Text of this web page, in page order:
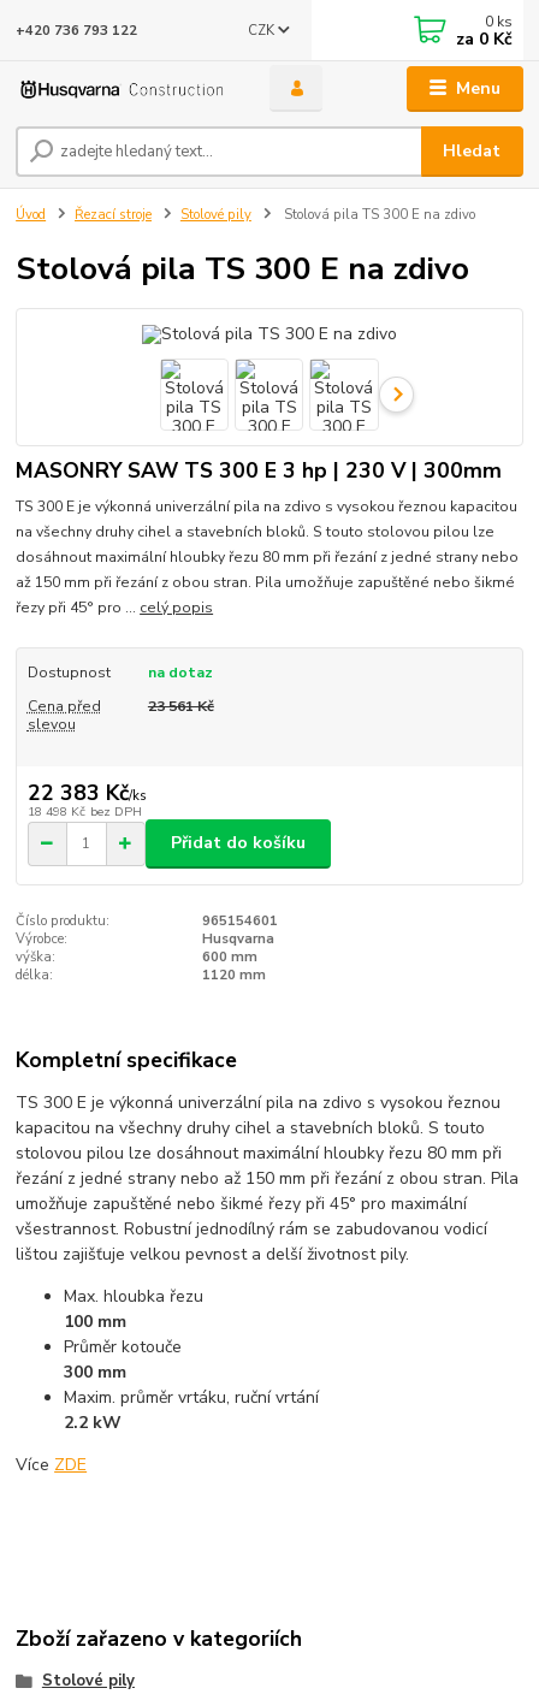
Menu
CZK
Hledat
+420 736 793 122 0 ks
za 0 Kč
Úvod Řezací stroje Stolové pily Stolová pila TS 300 E na zdivo
Stolová pila TS 300 E na zdivo
MASONRY SAW TS 300 E 3 hp | 230 V | 300mm
TS 300 E je výkonná univerzální pila na zdivo s vysokou řeznou kapacitou
na všechny druhy cihel a stavebních bloků. S touto stolovou pilou lze
dosáhnout maximální hloubky řezu 80 mm při řezání z jedné strany nebo
až 150 mm při řezání z obou stran. Pila umožňuje zapuštěné nebo šikmé
řezy při 45° pro ... celý popis
Dostupnost
na dotaz
Cena před
slevou
23 561 Kč
22 383 Kč/ks
18 498 Kč bez DPH
Přidat do košíku
Číslo produktu:
965154601
Výrobce:
Husqvarna
výška:
600 mm
délka:
1120 mm
Kompletní specifikace
TS 300 E je výkonná univerzální pila na zdivo s vysokou řeznou
kapacitou na všechny druhy cihel a stavebních bloků. S touto
stolovou pilou lze dosáhnout maximální hloubky řezu 80 mm při
řezání z jedné strany nebo až 150 mm při řezání z obou stran. Pila
umožňuje zapuštěné nebo šikmé řezy při 45° pro maximální
všestrannost. Robustní jednodílný rám se zabudovanou vodicí
lištou zajišťuje velkou pevnost a delší životnost pily.
Max. hloubka řezu
100 mm
Průměr kotouče
300 mm
Maxim. průměr vrtáku, ruční vrtání
2.2 kW
Více ZDE
Zboží zařazeno v kategoriích
Stolové pily